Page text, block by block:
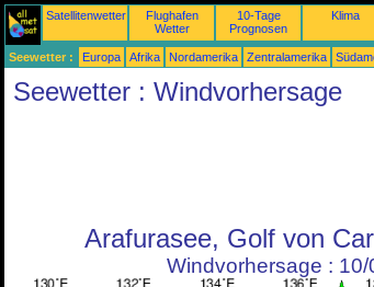
Satellitenwetter
Flughafen
Wetter
10-Tage
Prognosen
Klima
Seewetter : Europa Afrika Nordamerika Zentralamerika
Seewetter : Windvorhersage
Arafurasee, Golf von
Windvorhersage :